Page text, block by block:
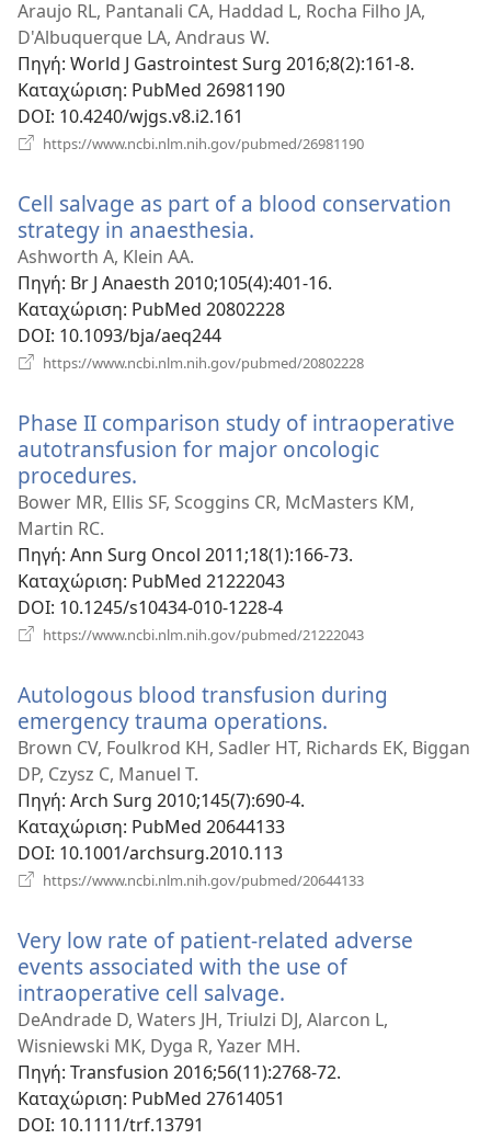
νέο
Araujo RL, Pantanali CA, Haddad L, Rocha Filho JA,
D'Albuquerque LA, Andraus W.
Πηγή‎: World J Gastrointest Surg 2016;8(2):161-8.
Καταχώριση‎: PubMed 26981190
DOI‎: 10.4240/wjgs.v8.i2.161
https://www.ncbi.nlm.nih.gov/pubmed/26981190
Cell salvage as part of a blood conservation
strategy in anaesthesia.
παράθυρο)
Ashworth A, Klein AA.
Πηγή‎: Br J Anaesth 2010;105(4):401-16.
Καταχώριση‎: PubMed 20802228
DOI‎: 10.1093/bja/aeq244
https://www.ncbi.nlm.nih.gov/pubmed/20802228
Phase II comparison study of intraoperative
autotransfusion for major oncologic
procedures.
νέο
Bower MR, Ellis SF, Scoggins CR, McMasters KM,
Martin RC.
Πηγή‎: Ann Surg Oncol 2011;18(1):166-73.
Καταχώριση‎: PubMed 21222043
DOI‎: 10.1245/s10434-010-1228-4
https://www.ncbi.nlm.nih.gov/pubmed/21222043
Autologous blood transfusion during
emergency trauma operations.
νέο
Brown CV, Foulkrod KH, Sadler HT, Richards EK, Biggan
DP, Czysz C, Manuel T.
Πηγή‎: Arch Surg 2010;145(7):690-4.
Καταχώριση‎: PubMed 20644133
DOI‎: 10.1001/archsurg.2010.113
https://www.ncbi.nlm.nih.gov/pubmed/20644133
Very low rate of patient-related adverse
events associated with the use of
intraoperative cell salvage.
νέο
παράθυρο)
DeAndrade D, Waters JH, Triulzi DJ, Alarcon L,
Wisniewski MK, Dyga R, Yazer MH.
Πηγή‎: Transfusion 2016;56(11):2768-72.
Καταχώριση‎: PubMed 27614051
DOI‎: 10.1111/trf.13791